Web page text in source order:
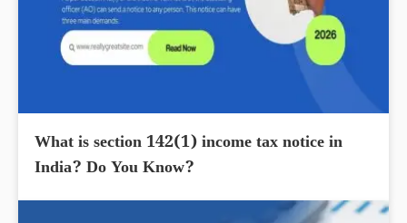
What is section 142(1) income tax notice in
India? Do You Know?